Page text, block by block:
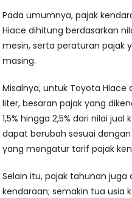
Pada umumnya, pajak
Hiace dihitung berdasarkan
mesin, serta peraturan pajak
masing.
Misalnya, untuk Toyota Hiace
liter, besaran pajak yang
1,5% hingga 2,5% dari nilai
dapat berubah sesuai
yang mengatur tarif pajak
Selain itu, pajak tahunan
kendaraan; semakin tua usia